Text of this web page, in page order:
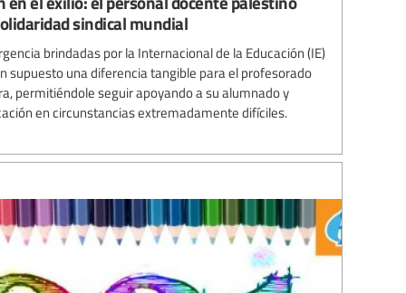
sindical mundial
brindadas por la Internacional de la Educación (IE)
supuesto una diferencia tangible para el profesorado
permitiéndole seguir apoyando a su alumnado y
en circunstancias extremadamente difíciles.